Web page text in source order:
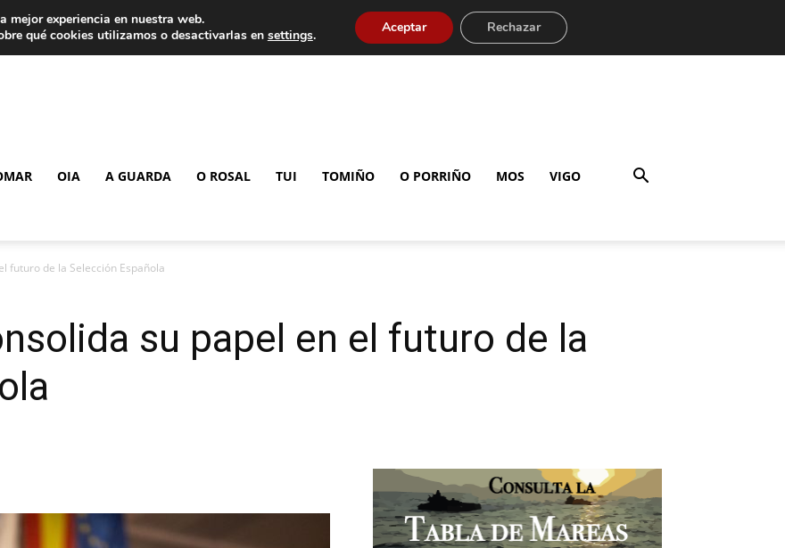
OIA A GUARDA O ROSAL TUI TOMIÑO O PORRIÑO MOS VIGO
futuro de la Selección Española
su papel en el futuro de la
mejor experiencia en nuestra web.
qué cookies utilizamos o desactivarlas en settings. Aceptar Rechazar